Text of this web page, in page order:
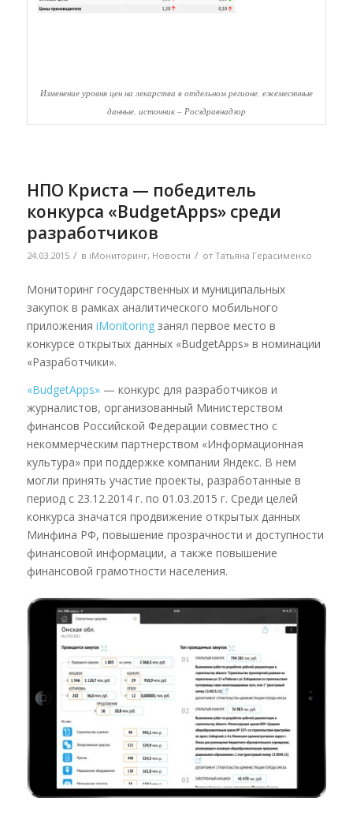
Изменение уровня цен на лекарства в отдельном регионе, ежемесячные
данные, источник – Росздравнадзор
НПО Криста — победитель
конкурса «BudgetApps» среди
разработчиков
24.03.2015 / в iМониторинг, Новости / от Татьяна Герасименко
Мониторинг государственных и муниципальных
закупок в рамках аналитического мобильного
приложения iMonitoringзанял первое место в
конкурсе открытых данных «BudgetApps» в номинации
«Разработчики».
«BudgetApps»— конкурс для разработчиков и
журналистов, организованный Министерством
финансов Российской Федерации совместно с
некоммерческим партнерством «Информационная
культура» при поддержке компании Яндекс. В нем
могли принять участие проекты, разработанные в
период с 23.12.2014 г. по 01.03.2015 г. Среди целей
конкурса значатся продвижение открытых данных
Минфина РФ, повышение прозрачности и доступности
финансовой информации, а также повышение
финансовой грамотности населения.